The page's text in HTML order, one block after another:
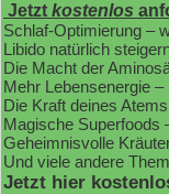
Jetzt kostenlos
Schlaf-Optimierung –
Libido natürlich
Die Macht der
Mehr Lebensenergie
Die Kraft deines
Magische Superfoods
Geheimnisvolle
Und viele andere
Jetzt hier